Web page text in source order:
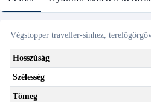
Végstopper traveller-sínhez,
Hosszúság
Szélesség
Tömeg